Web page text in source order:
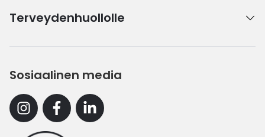
Terveydenhuollolle
Sosiaalinen media
InstagramFacebookLinkedin